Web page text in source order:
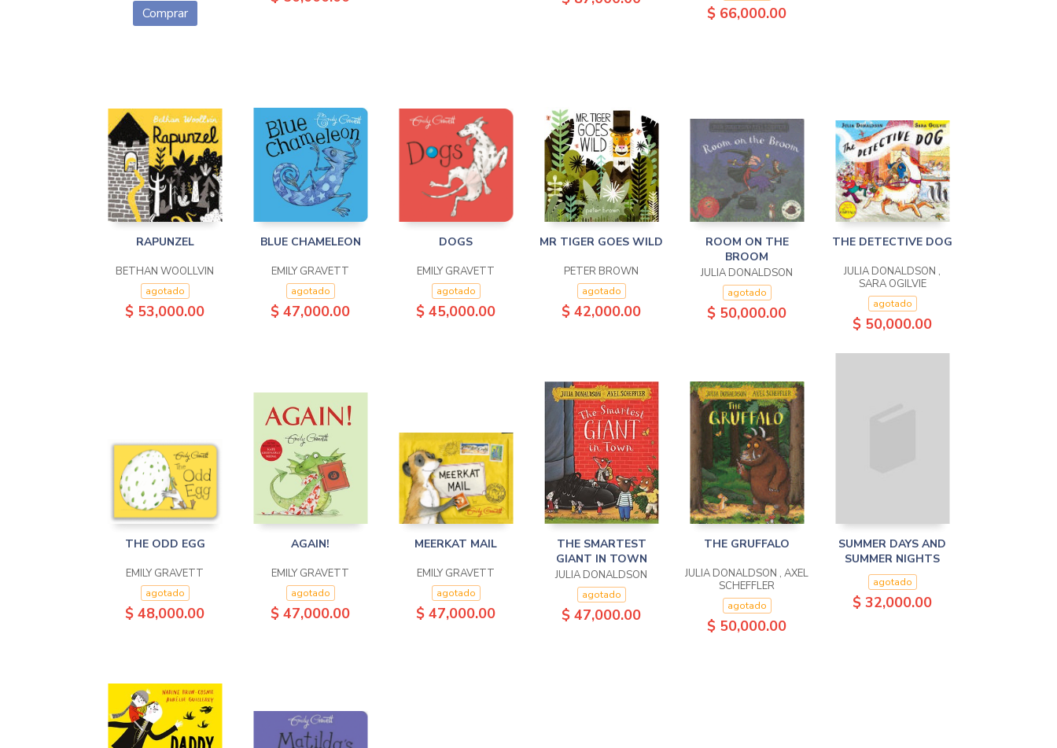
Comprar $ 66,000.00
RAPUNZEL
BETHAN WOOLLVIN
agotado
$ 53,000.00
BLUE CHAMELEON
EMILY GRAVETT
agotado
$ 47,000.00
DOGS
EMILY GRAVETT
agotado
$ 45,000.00
MR TIGER GOES WILD
PETER BROWN
agotado
$ 42,000.00
ROOM ON THE
BROOM
JULIA DONALDSON
agotado
$ 50,000.00
THE DETECTIVE DOG
JULIA DONALDSON ,
SARA OGILVIE
agotado
$ 50,000.00
THE ODD EGG
EMILY GRAVETT
agotado
$ 48,000.00
AGAIN!
EMILY GRAVETT
agotado
$ 47,000.00
MEERKAT MAIL
EMILY GRAVETT
agotado
$ 47,000.00
THE SMARTEST
GIANT IN TOWN
JULIA DONALDSON
agotado
$ 47,000.00
THE GRUFFALO
JULIA DONALDSON , AXEL
SCHEFFLER
agotado
$ 50,000.00
SUMMER DAYS AND
SUMMER NIGHTS
agotado
$ 32,000.00